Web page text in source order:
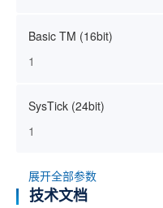
Basic TM (16bit)
1
SysTick (24bit)
1
展开全部参数
技术文档